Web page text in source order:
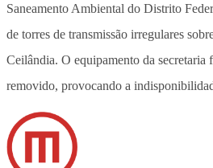
Saneamento Ambiental do Distrito
de torres de transmissão irregulares
Ceilândia. O equipamento da secretaria
removido, provocando a